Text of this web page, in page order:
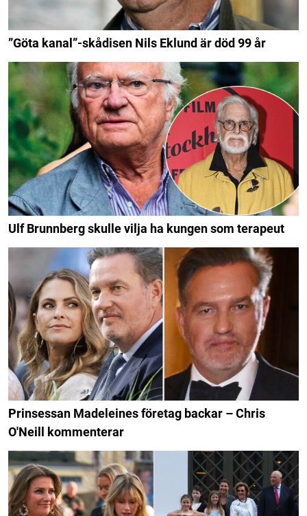
”Göta kanal”-skådisen Nils Eklund är död 99 år
Ulf Brunnberg skulle vilja ha kungen som terapeut
Prinsessan Madeleines företag backar – Chris
O'Neill kommenterar